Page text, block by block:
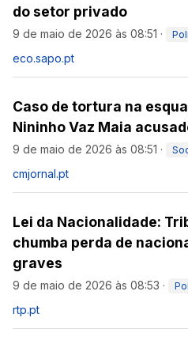
do setor privado
9 de maio de 2026 às 08:51 ·
eco.sapo.pt
Caso de tortura na
Nininho Vaz Maia
9 de maio de 2026 às 08:51 ·
cmjornal.pt
Lei da Nacionalidade:
chumba perda de
graves
9 de maio de 2026 às 08:53 ·
rtp.pt